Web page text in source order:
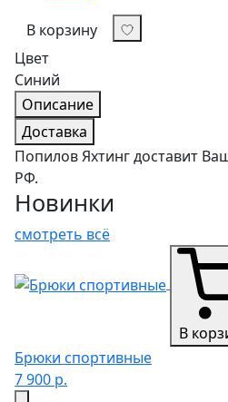
В корзину
Цвет
Синий
Описание
Доставка
Попилов Яхтинг доставит
РФ.
Новинки
смотреть всё
В
Брюки спортивные
7 900 р.